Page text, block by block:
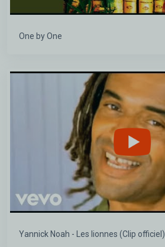
One by One
Yannick Noah - Les lionnes (Clip officiel)